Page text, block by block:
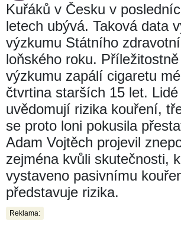
Kuřáků v Česku v
letech ubývá. Taková data
výzkumu Státního
loňského roku.
výzkumu zapálí cigaretu
čtvrtina starších 15 let.
uvědomují rizika kouření,
se proto loni pokusila
Adam Vojtěch projevil
zejména kvůli skutečnosti,
vystaveno pasivnímu
představuje rizika.
Reklama: